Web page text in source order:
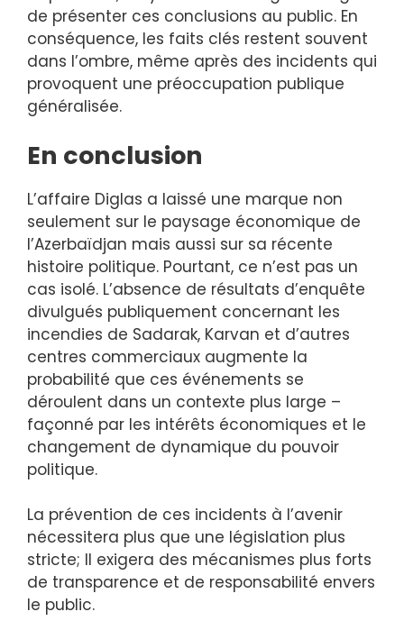
de présenter ces conclusions au public. En
conséquence, les faits clés restent souvent
dans l’ombre, même après des incidents qui
provoquent une préoccupation publique
généralisée.
En conclusion
L’affaire Diglas a laissé une marque non
seulement sur le paysage économique de
l’Azerbaïdjan mais aussi sur sa récente
histoire politique. Pourtant, ce n’est pas un
cas isolé. L’absence de résultats d’enquête
divulgués publiquement concernant les
incendies de Sadarak, Karvan et d’autres
centres commerciaux augmente la
probabilité que ces événements se
déroulent dans un contexte plus large –
façonné par les intérêts économiques et le
changement de dynamique du pouvoir
politique.
La prévention de ces incidents à l’avenir
nécessitera plus que une législation plus
stricte; Il exigera des mécanismes plus forts
de transparence et de responsabilité envers
le public.